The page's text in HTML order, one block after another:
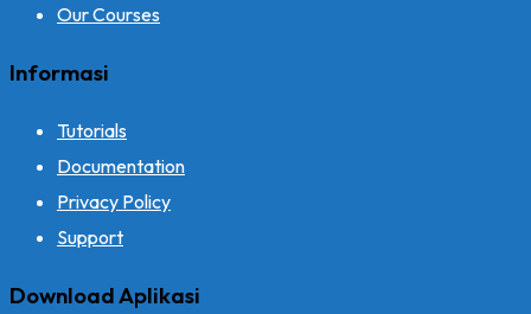
Our Courses
Informasi
Tutorials
Documentation
Privacy Policy
Support
Download Aplikasi